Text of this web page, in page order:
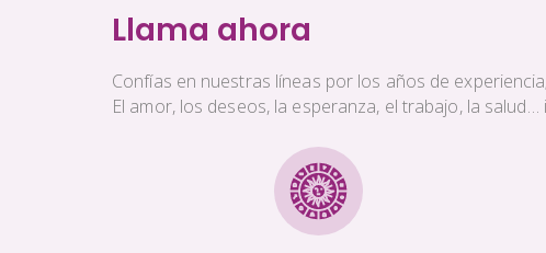
Llama ahora
Confías en nuestras líneas por los años de
El amor, los deseos, la esperanza, el trabajo, la